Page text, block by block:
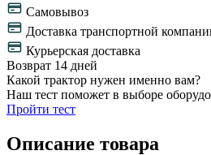
Самовывоз
Доставка транспортной
Курьерская доставка
Возврат 14 дней
Какой трактор нужен именно вам?
Наш тест поможет в выборе
Пройти тест
Описание товара